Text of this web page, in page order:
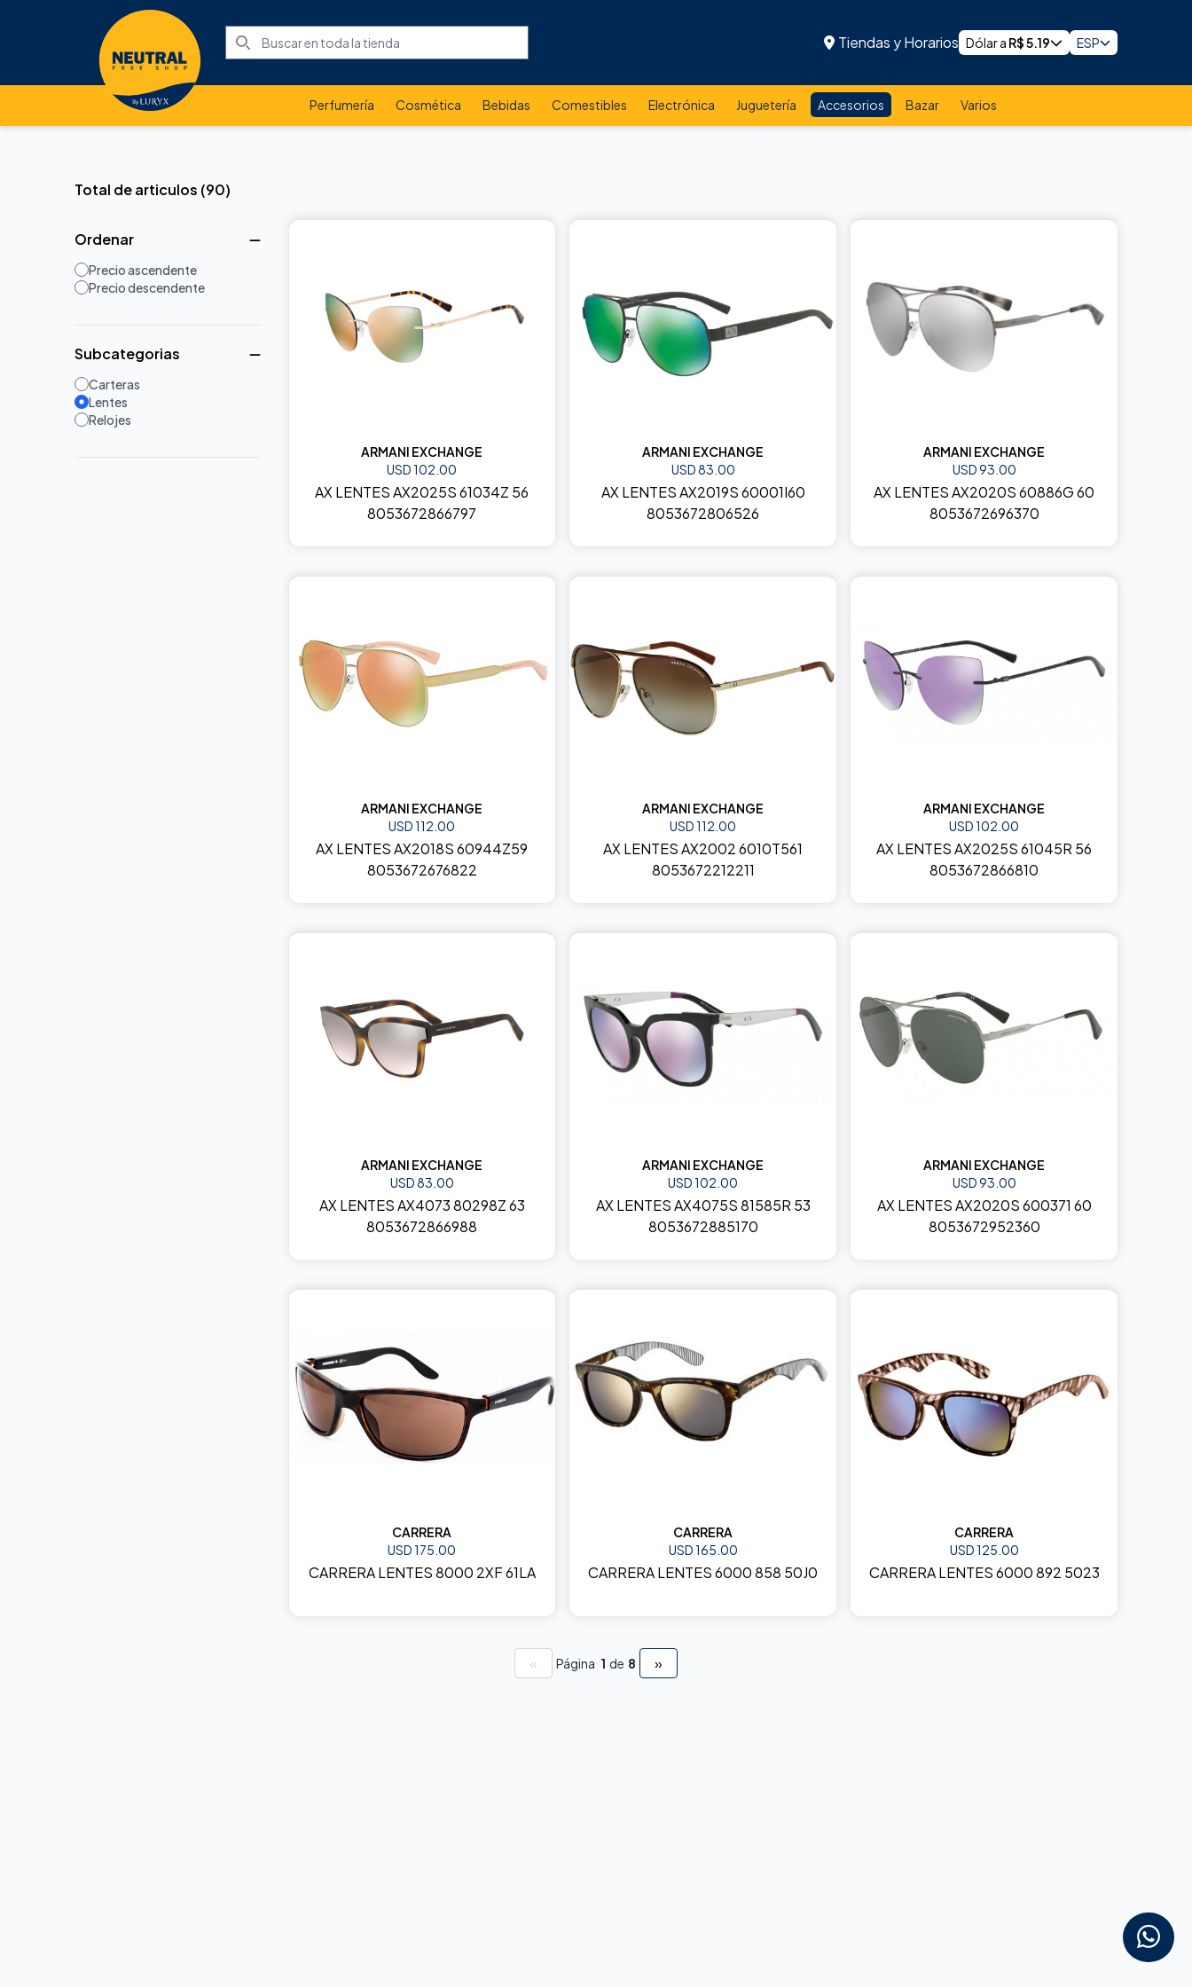
Tiendas y Horarios Dólar a R$5.19 ESP
Perfumería Cosmética Bebidas Comestibles Electrónica Juguetería Accesorios Bazar Varios
Total de articulos (90)
Ordenar
Precio ascendente
Precio descendente
Subcategorias
Carteras
Lentes
Relojes
ARMANI EXCHANGE
USD 102.00
AX LENTES AX2025S 61034Z 56
8053672866797
ARMANI EXCHANGE
USD 83.00
AX LENTES AX2019S 60001I60
8053672806526
ARMANI EXCHANGE
USD 93.00
AX LENTES AX2020S 60886G 60
8053672696370
ARMANI EXCHANGE
USD 112.00
AX LENTES AX2018S 60944Z59
8053672676822
ARMANI EXCHANGE
USD 112.00
AX LENTES AX2002 6010T561
8053672212211
ARMANI EXCHANGE
USD 102.00
AX LENTES AX2025S 61045R 56
8053672866810
ARMANI EXCHANGE
USD 83.00
AX LENTES AX4073 80298Z 63
8053672866988
ARMANI EXCHANGE
USD 102.00
AX LENTES AX4075S 81585R 53
8053672885170
ARMANI EXCHANGE
USD 93.00
AX LENTES AX2020S 600371 60
8053672952360
CARRERA
USD 175.00
CARRERA LENTES 8000 2XF 61LA
CARRERA
USD 165.00
CARRERA LENTES 6000 858 50J0
CARRERA
USD 125.00
CARRERA LENTES 6000 892 5023
« Página 1 de 8 »